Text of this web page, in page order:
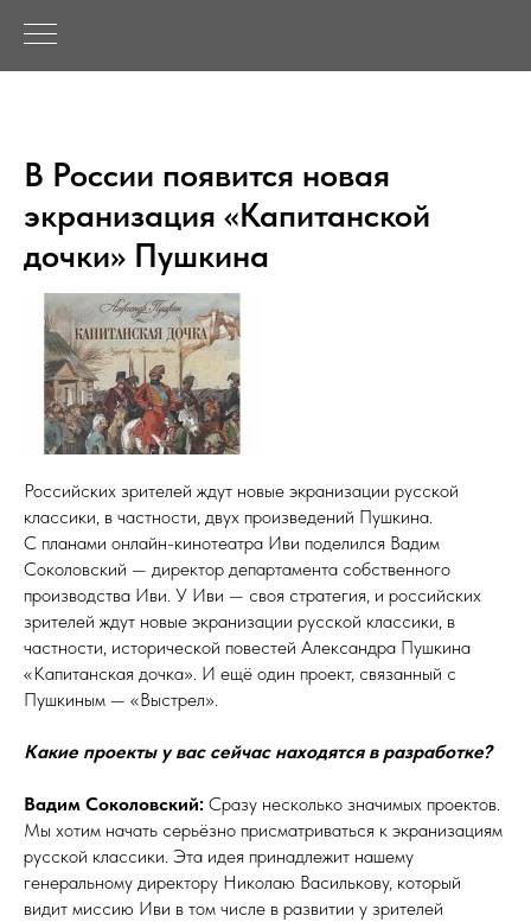
В России появится новая
экранизация «Капитанской
дочки» Пушкина
Российских зрителей ждут новые экранизации русской
классики, в частности, двух произведений Пушкина.
С планами онлайн-кинотеатра Иви поделился Вадим
Соколовский — директор департамента собственного
производства Иви. У Иви — своя стратегия, и российских
зрителей ждут новые экранизации русской классики, в
частности, исторической повестей Александра Пушкина
«Капитанская дочка». И ещё один проект, связанный с
Пушкиным — «Выстрел».
Какие проекты у вас сейчас находятся в разработке?
Вадим Соколовский: Сразу несколько значимых проектов.
Мы хотим начать серьёзно присматриваться к экранизациям
русской классики. Эта идея принадлежит нашему
генеральному директору Николаю Василькову, который
видит миссию Иви в том числе в развитии у зрителей